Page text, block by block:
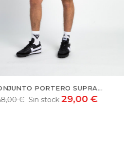
CONJUNTO PORTERO SUPRA...
58,00 € Sin stock 29,00 €